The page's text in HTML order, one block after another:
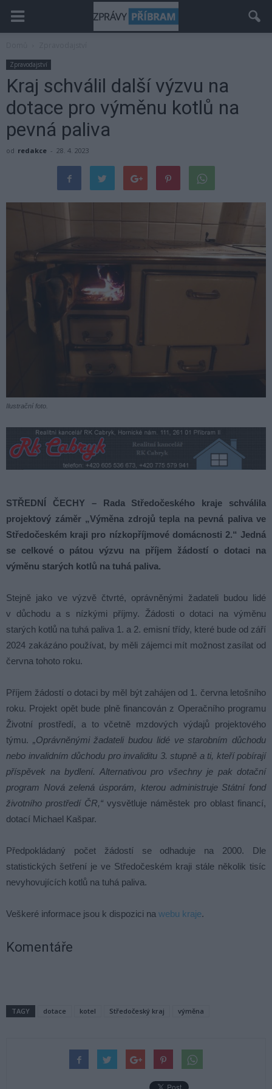
Zpravodajství
Kraj schválil další výzvu na
dotace pro výměnu kotlů na
pevná paliva
od redakce - 28. 4. 2023
Ilustrační foto.
STŘEDNÍ ČECHY – Rada Středočeského kraje schválila
projektový záměr „Výměna zdrojů tepla na pevná paliva ve
Středočeském kraji pro nízkopříjmové domácnosti 2.“ Jedná
se celkové o pátou výzvu na příjem žádostí o dotaci na
výměnu starých kotlů na tuhá paliva.
Stejně jako ve výzvě čtvrté, oprávněnými žadateli budou lidé
v důchodu a s nízkými příjmy. Žádosti o dotaci na výměnu
starých kotlů na tuhá paliva 1. a 2. emisní třídy, které bude od září
2024 zakázáno používat, by měli zájemci mít možnost zasílat od
června tohoto roku.
Příjem žádostí o dotaci by měl být zahájen od 1. června letošního
roku. Projekt opět bude plně financován z Operačního programu
Životní prostředí, a to včetně mzdových výdajů projektového
týmu. „Oprávněnými žadateli budou lidé ve starobním důchodu
nebo invalidním důchodu pro invaliditu 3. stupně a ti, kteří pobírají
příspěvek na bydlení. Alternativou pro všechny je pak dotační
program Nová zelená úsporám, kterou administruje Státní fond
životního prostředí ČR,“ vysvětluje náměstek pro oblast financí,
dotací Michael Kašpar.
Předpokládaný počet žádostí se odhaduje na 2000. Dle
statistických šetření je ve Středočeském kraji stále několik tisíc
nevyhovujících kotlů na tuhá paliva.
Veškeré informace jsou k dispozici na webu kraje.
Komentáře
TAGY dotace kotel Středočeský kraj výměna